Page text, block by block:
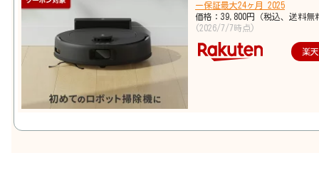
ー保証最大24ヶ月 2025
価格：39,800円（税込、送料無
(2026/7/7時点)
楽